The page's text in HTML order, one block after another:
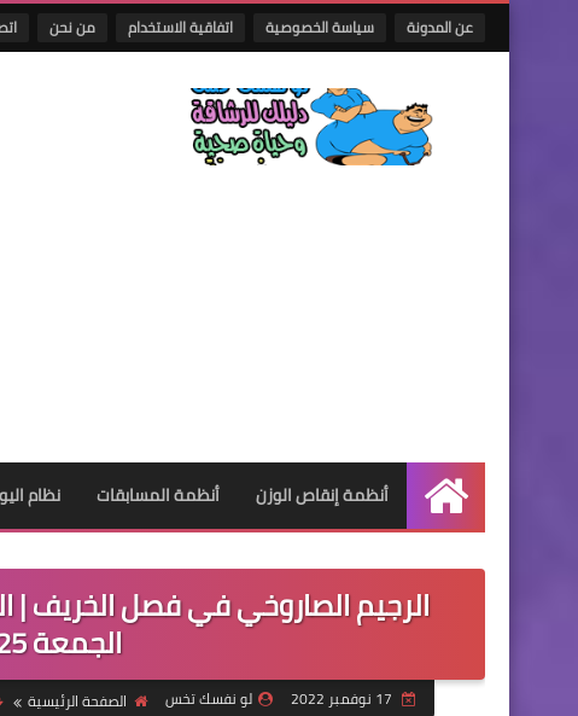
عن المدونة سياسة الخصوصية اتفاقية الاستخدام من نحن
الرئيسية
أنظمة إنقاص الوزن أنظمة المسابقات نظام
الجمعة 25 نوفمبر 2022
لو نفسك تخس الصفحة الرئيسية